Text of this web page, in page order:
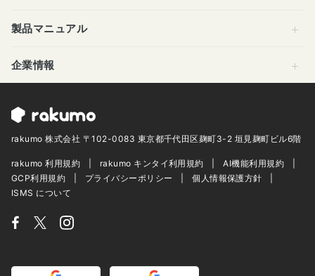
製品マニュアル
企業情報
rakumo 株式会社 〒102-0083 東京都千代田区麹町3-2 垣見麹町ビル6階
rakumo 利用規約 rakumo キンタイ利用規約
AI機能利用規約
GCP利用規約
プライバシーポリシー
個人情報保護方針
ISMS について